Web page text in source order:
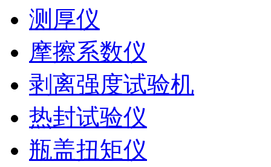
测厚仪
摩擦系数仪
剥离强度试验机
热封试验仪
瓶盖扭矩仪